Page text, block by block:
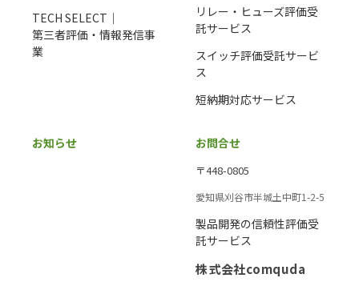
TECH SELECT｜
第三者評価・情報発信事
業
リレー・ヒューズ評価受
託サービス
スイッチ評価受託サービ
ス
短納期対応サービス
お知らせ お問合せ
〒448-0805
愛知県刈谷市半城土中町1-2-5
製品開発の信頼性評価受
託サービス
株式会社comquda